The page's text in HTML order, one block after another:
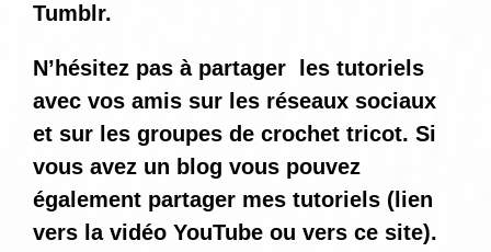
Tumblr.
N’hésitez pas à partager les tutoriels
avec vos amis sur les réseaux sociaux
et sur les groupes de crochet tricot. Si
vous avez un blog vous pouvez
également partager mes tutoriels (lien
vers la vidéo YouTube ou vers ce site).